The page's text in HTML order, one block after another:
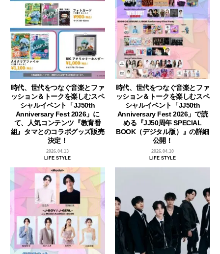
時代、世代をつなぐ音楽とファ
ッション＆トークを楽しむスペ
シャルイベント「JJ50th
Anniversary Fest 2026」に
て、人気コンテンツ『教育番
組』タマとのコラボグッズ販売
決定！
2026.04.13
LIFE STYLE
時代、世代をつなぐ音楽とファ
ッション＆トークを楽しむスペ
シャルイベント「JJ50th
Anniversary Fest 2026」で読
める『JJ50周年 SPECIAL
BOOK（デジタル版）』の詳細
公開！
2026.04.10
LIFE STYLE